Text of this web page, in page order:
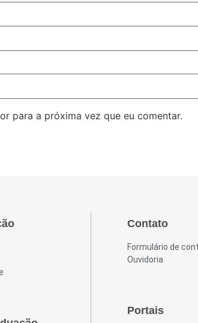
para a próxima vez que eu comentar.
Contato
Formulário de
Ouvidoria
Portais